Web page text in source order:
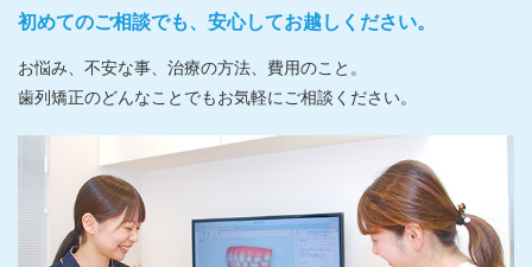
初めてのご相談でも、安心してお越しください。
お悩み、不安な事、治療の方法、費用のこと。
歯列矯正のどんなことでもお気軽にご相談ください。